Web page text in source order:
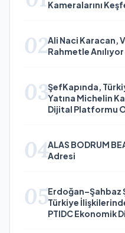
Kameralarını
02Ali Naci Karacan,
Rahmetle Anılıyor
03ŞefKapında,
Yatına Michelin
Dijital Platformu
04ALAS BODRUM
Adresi
05Erdoğan–Şahbaz
Türkiye
PTIDC Ekonomik